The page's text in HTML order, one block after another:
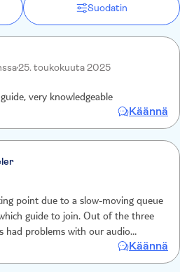
Suodatin
25. toukokuuta 2025
very knowledgeable
Käännä
point due to a slow-moving queue
three
had problems with our audio
guide’s commentary).
Käännä